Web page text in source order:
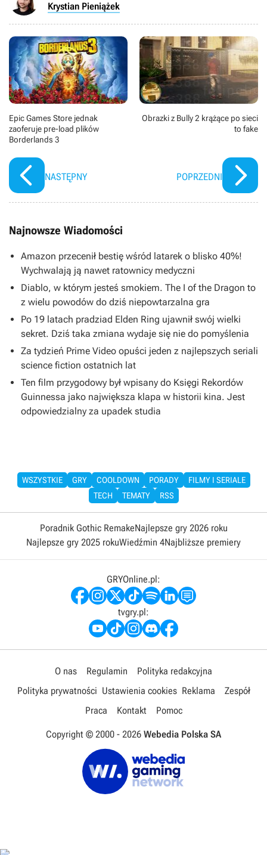
Krystian Pieniążek
Epic Games Store jednak
zaoferuje pre-load plików
Borderlands 3
NASTĘPNY
Obrazki z Bully 2 krążące po sieci
to fake
POPRZEDNI
Najnowsze Wiadomości
Amazon przecenił bestię wśród latarek o blisko 40%!
Wychwalają ją nawet ratownicy medyczni
Diablo, w którym jesteś smokiem. The I of the Dragon to
z wielu powodów do dziś niepowtarzalna gra
Po 19 latach pradziad Elden Ring ujawnił swój wielki
sekret. Dziś taka zmiana wydaje się nie do pomyślenia
Za tydzień Prime Video opuści jeden z najlepszych seriali
science fiction ostatnich lat
Ten film przygodowy był wpisany do Księgi Rekordów
Guinnessa jako największa klapa w historii kina. Jest
odpowiedzialny za upadek studia
WSZYSTKIE GRY COOLDOWN PORADY
FILMY I SERIALE
TECH
TEMATY RSS
Poradnik Gothic RemakeNajlepsze gry 2026 roku
Najlepsze gry 2025 rokuWiedźmin 4Najbliższe premiery
GRYOnline.pl:
tvgry.pl:
O nas Regulamin
Polityka redakcyjna
Polityka prywatności Ustawienia cookies Reklama
Zespół
Praca
Kontakt Pomoc
Copyright © 2000 - 2026 Webedia Polska SA